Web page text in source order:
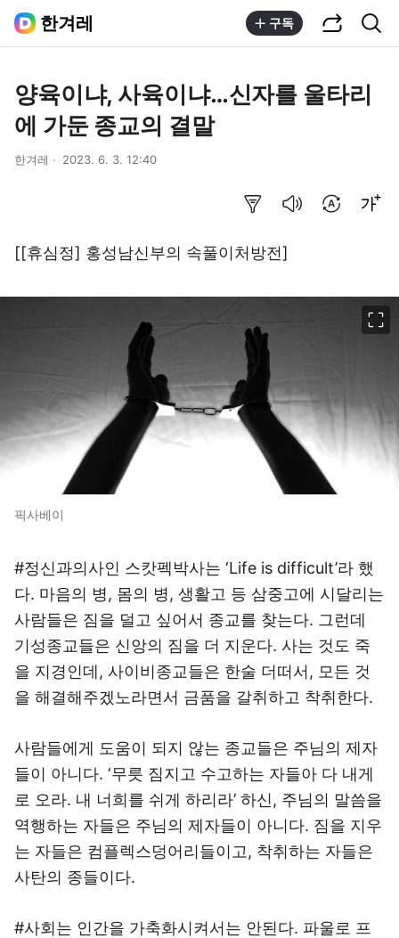
한겨레 구독
양육이냐, 사육이냐…신자를 울타리
에 가둔 종교의 결말
한겨레 2023. 6. 3. 12:40
[[휴심정] 홍성남신부의 속풀이처방전]
픽사베이
#정신과의사인 스캇펙박사는 ‘Life is difficult’라 했
다. 마음의 병, 몸의 병, 생활고 등 삼중고에 시달리는
사람들은 짐을 덜고 싶어서 종교를 찾는다. 그런데
기성종교들은 신앙의 짐을 더 지운다. 사는 것도 죽
을 지경인데, 사이비종교들은 한술 더떠서, 모든 것
을 해결해주겠노라면서 금품을 갈취하고 착취한다.
사람들에게 도움이 되지 않는 종교들은 주님의 제자
들이 아니다. ‘무릇 짐지고 수고하는 자들아 다 내게
로 오라. 내 너희를 쉬게 하리라’ 하신, 주님의 말씀을
역행하는 자들은 주님의 제자들이 아니다. 짐을 지우
는 자들은 컴플렉스덩어리들이고, 착취하는 자들은
사탄의 종들이다.
#사회는 인간을 가축화시켜서는 안된다. 파울로 프